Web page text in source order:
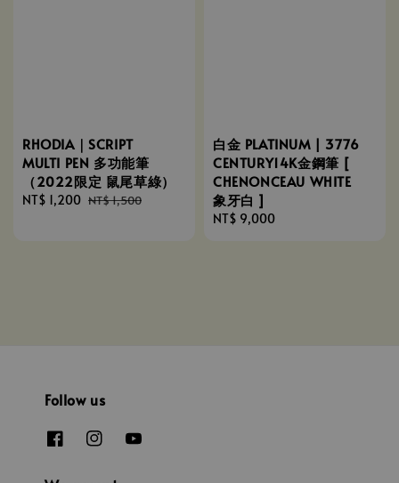
RHODIA｜SCRIPT
MULTI PEN 多功能筆
（2022限定 鼠尾草綠）
Sale
NT$ 1,200 Regular
NT$ 1,500
白金 PLATINUM | 3776
CENTURY14K金鋼筆 [
CHENONCEAU WHITE
象牙白 ]
Regular
NT$ 9,000
Follow us